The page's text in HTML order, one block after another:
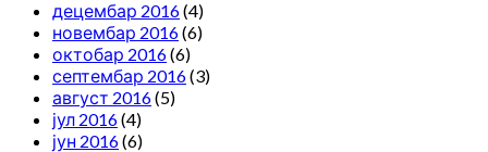
децембар 2016(4)
новембар 2016(6)
октобар 2016(6)
септембар 2016(3)
август 2016(5)
јул 2016(4)
јун 2016(6)